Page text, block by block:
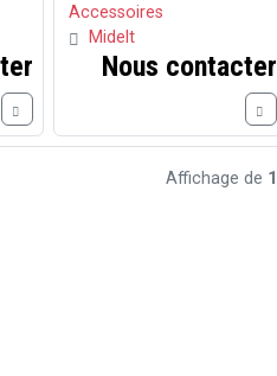
Accessoires
Midelt
Nous contacter
Affichage de 1